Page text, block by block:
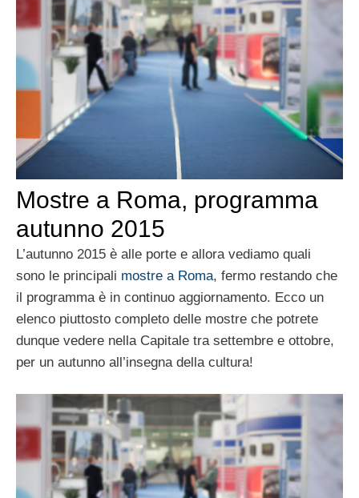
Mostre a Roma, programma
autunno 2015
L’autunno 2015 è alle porte e allora vediamo quali
sono le principali mostre a Roma, fermo restando che
il programma è in continuo aggiornamento. Ecco un
elenco piuttosto completo delle mostre che potrete
dunque vedere nella Capitale tra settembre e ottobre,
per un autunno all’insegna della cultura!